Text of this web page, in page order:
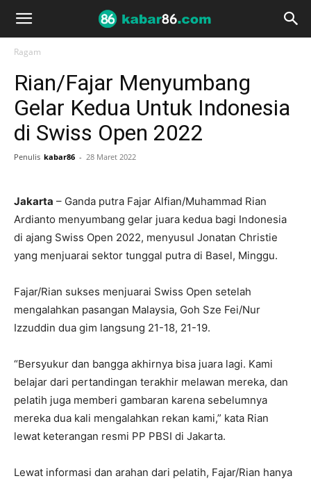
Ragam
Rian/Fajar Menyumbang
Gelar Kedua Untuk Indonesia
di Swiss Open 2022
Penulis kabar86 - 28 Maret 2022
Jakarta – Ganda putra Fajar Alfian/Muhammad Rian
Ardianto menyumbang gelar juara kedua bagi Indonesia
di ajang Swiss Open 2022, menyusul Jonatan Christie
yang menjuarai sektor tunggal putra di Basel, Minggu.
Fajar/Rian sukses menjuarai Swiss Open setelah
mengalahkan pasangan Malaysia, Goh Sze Fei/Nur
Izzuddin dua gim langsung 21-18, 21-19.
“Bersyukur dan bangga akhirnya bisa juara lagi. Kami
belajar dari pertandingan terakhir melawan mereka, dan
pelatih juga memberi gambaran karena sebelumnya
mereka dua kali mengalahkan rekan kami,” kata Rian
lewat keterangan resmi PP PBSI di Jakarta.
Lewat informasi dan arahan dari pelatih, Fajar/Rian hanya